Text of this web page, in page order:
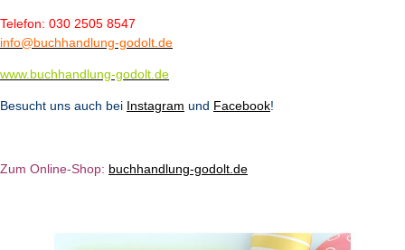
Telefon: 030 2505 8547
info@buchhandlung-godolt.de
www.buchhandlung-godolt.de
Besucht uns auch bei Instagram und Facebook!
Zum Online-Shop: buchhandlung-godolt.de